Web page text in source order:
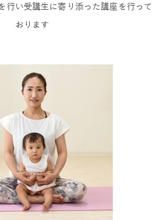
行い受講生に寄り添った講座を行って
おります